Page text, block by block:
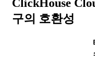
ClickHouse
구의 호환성